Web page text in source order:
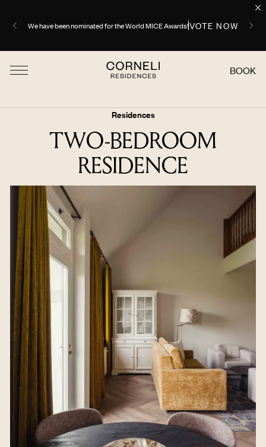
We have been nominated for the World MICE Awards!VOTE NOW
BOOK
Residences
TWO-BEDROOM
RESIDENCE